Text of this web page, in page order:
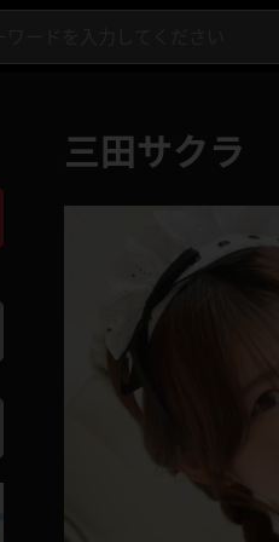
三田サクラ